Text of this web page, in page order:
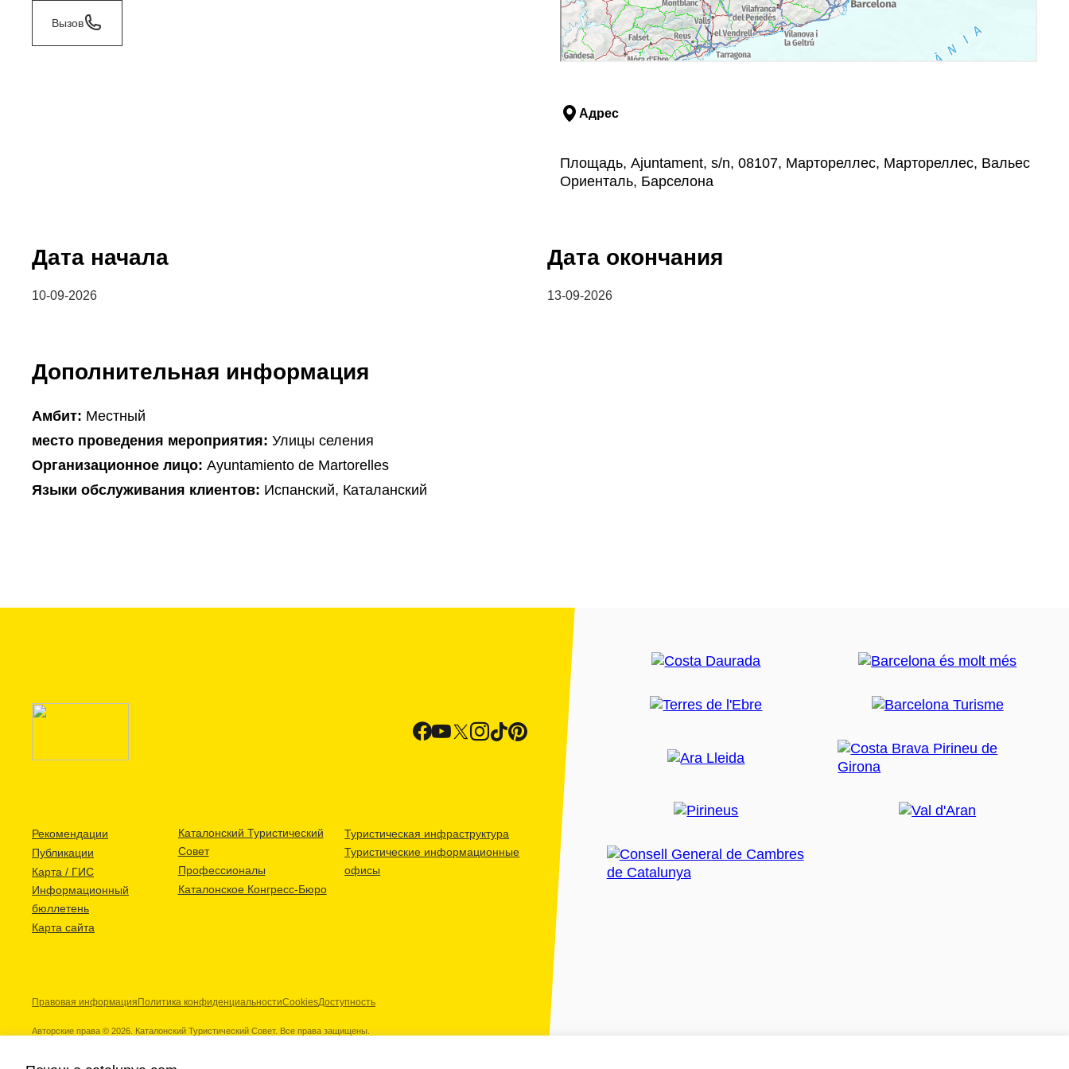
Вызов
Адрес
Площадь, Ajuntament, s/n, 08107, Мартореллес, Мартореллес, Вальес
Ориенталь, Барселона
Дата начала
10-09-2026
Дата окончания
13-09-2026
Дополнительная информация
Амбит: Местный
место проведения мероприятия: Улицы селения
Организационное лицо: Ayuntamiento de Martorelles
Языки обслуживания клиентов: Испанский, Каталанский
Рекомендации
Публикации
Карта / ГИС
Информационный
бюллетень
Карта сайта
Каталонский Туристический
Совет
Профессионалы
Каталонское Конгресс-Бюро
Туристическая инфраструктура
Туристические информационные
офисы
Правовая информация Политика конфиденциальностиCookiesДоступность
Авторские права © 2026. Каталонский Туристический Совет. Все права защищены.